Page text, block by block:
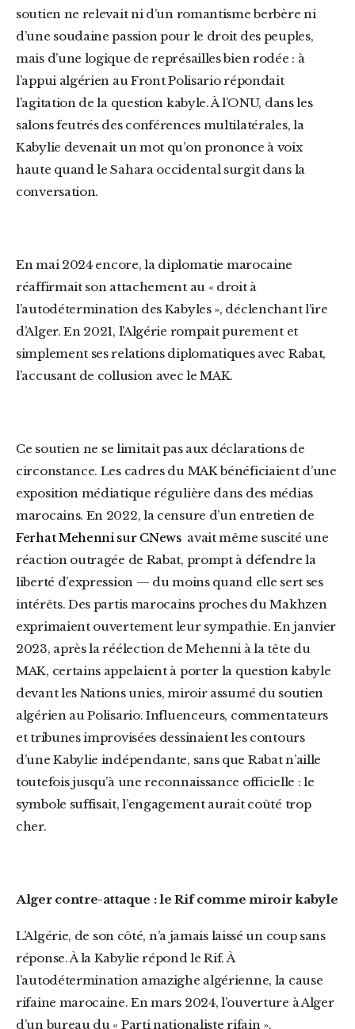
soutien ne relevait ni d’un romantisme berbère ni
d’une soudaine passion pour le droit des peuples,
mais d’une logique de représailles bien rodée : à
l’appui algérien au Front Polisario répondait
l’agitation de la question kabyle. À l’ONU, dans les
salons feutrés des conférences multilatérales, la
Kabylie devenait un mot qu’on prononce à voix
haute quand le Sahara occidental surgit dans la
conversation.
En mai 2024 encore, la diplomatie marocaine
réaffirmait son attachement au « droit à
l’autodétermination des Kabyles », déclenchant l’ire
d’Alger. En 2021, l’Algérie rompait purement et
simplement ses relations diplomatiques avec Rabat,
l’accusant de collusion avec le MAK.
Ce soutien ne se limitait pas aux déclarations de
circonstance. Les cadres du MAK bénéficiaient d’une
exposition médiatique régulière dans des médias
marocains. En 2022, la censure d’un entretien de
Ferhat Mehenni sur CNews avait même suscité une
réaction outragée de Rabat, prompt à défendre la
liberté d’expression — du moins quand elle sert ses
intérêts. Des partis marocains proches du Makhzen
exprimaient ouvertement leur sympathie. En janvier
2023, après la réélection de Mehenni à la tête du
MAK, certains appelaient à porter la question kabyle
devant les Nations unies, miroir assumé du soutien
algérien au Polisario. Influenceurs, commentateurs
et tribunes improvisées dessinaient les contours
d’une Kabylie indépendante, sans que Rabat n’aille
toutefois jusqu’à une reconnaissance officielle : le
symbole suffisait, l’engagement aurait coûté trop
cher.
Alger contre-attaque : le Rif comme miroir kabyle
L’Algérie, de son côté, n’a jamais laissé un coup sans
réponse. À la Kabylie répond le Rif. À
l’autodétermination amazighe algérienne, la cause
rifaine marocaine. En mars 2024, l’ouverture à Alger
d’un bureau du « Parti nationaliste rifain »,